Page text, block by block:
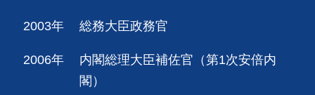
2003年 総務大臣政務官
2006年
内閣総理大臣補佐官（第1次安倍内
閣）